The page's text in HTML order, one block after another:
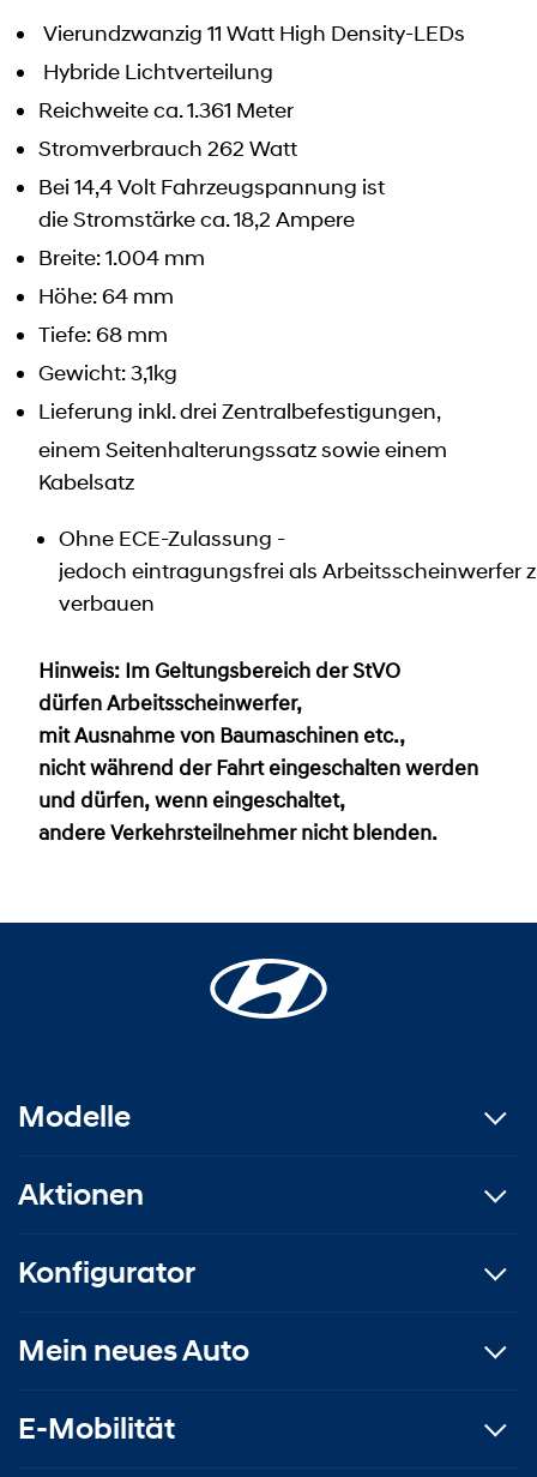
Vierundzwanzig 11 Watt High Density-LEDs
Hybride Lichtverteilung
Reichweite ca. 1.361 Meter
Stromverbrauch 262 Watt
Bei 14,4 Volt Fahrzeugspannung ist
die Stromstärke ca. 18,2 Ampere
Breite: 1.004 mm
Höhe: 64 mm
Tiefe: 68 mm
Gewicht: 3,1kg
Lieferung inkl. drei Zentralbefestigungen,
einem Seitenhalterungssatz sowie einem
Kabelsatz
Ohne ECE-Zulassung -
jedoch eintragungsfrei als Arbeitsscheinwerfer
verbauen
Hinweis: Im Geltungsbereich der StVO
dürfen Arbeitsscheinwerfer,
mit Ausnahme von Baumaschinen etc.,
nicht während der Fahrt eingeschalten werden
und dürfen, wenn eingeschaltet,
andere Verkehrsteilnehmer nicht blenden.
Modelle
Aktionen
Konfigurator
Mein neues Auto
E-Mobilität